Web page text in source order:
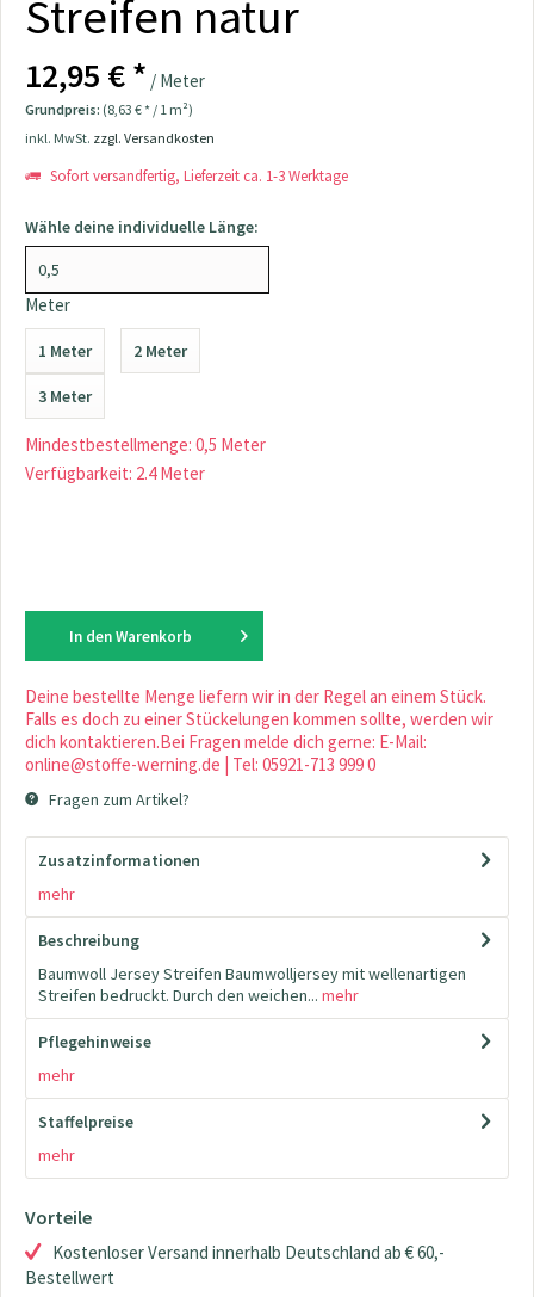
Streifen natur
12,95 € * / Meter
Grundpreis: (8,63 € * / 1 m²)
inkl. MwSt. zzgl. Versandkosten
Sofort versandfertig, Lieferzeit ca. 1-3 Werktage
Wähle deine individuelle Länge:
Meter
1 Meter 2 Meter
3 Meter
Mindestbestellmenge: 0,5 Meter
Verfügbarkeit: 2.4 Meter
In den Warenkorb
Deine bestellte Menge liefern wir in der Regel an einem Stück.
Falls es doch zu einer Stückelungen kommen sollte, werden wir
dich kontaktieren.Bei Fragen melde dich gerne: E-Mail:
online@stoffe-werning.de | Tel: 05921-713 999 0
Fragen zum Artikel?
Zusatzinformationen
mehr
Beschreibung
Baumwoll Jersey Streifen Baumwolljersey mit wellenartigen
Streifen bedruckt. Durch den weichen... mehr
Pflegehinweise
mehr
Staffelpreise
mehr
Vorteile
Kostenloser Versand innerhalb Deutschland ab € 60,-
Bestellwert